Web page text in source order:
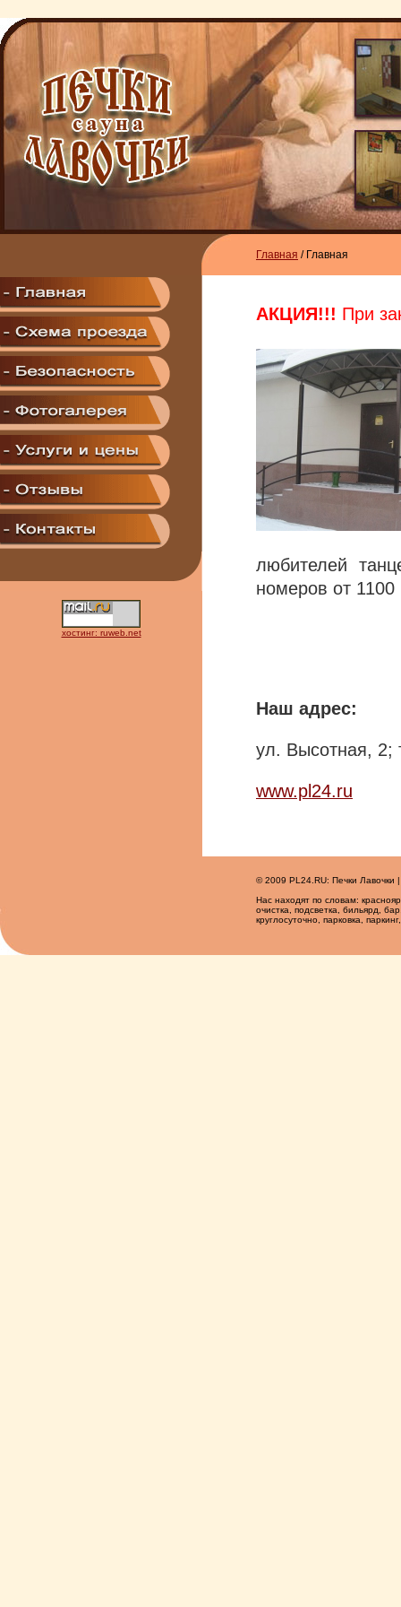
Главная / Главная
хостинг: ruweb.net
АКЦИЯ!!! При
любителей
номеров от
Наш адрес:
ул. Высотная, 2;
www.pl24.ru
© 2009 PL24.RU: Печки Лавочки
Нас находят по словам:
очистка, подсветка, бильярд,
круглосуточно, парковка,